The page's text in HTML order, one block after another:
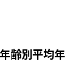
齢別平均年